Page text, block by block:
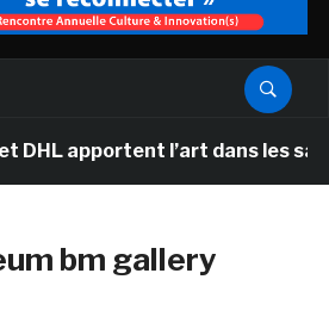
apportent l’art dans les salles
bm gallery